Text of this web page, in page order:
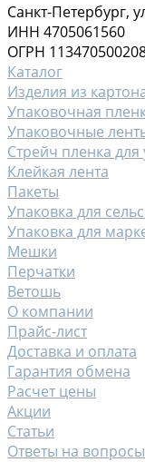
Санкт-Петербург,
ИНН 4705061560
ОГРН
Каталог
Изделия из
Упаковочная
Упаковочные
Стрейч пленка для
Клейкая лента
Пакеты
Упаковка для
Упаковка для
Мешки
Перчатки
Ветошь
О компании
Прайс-лист
Доставка и оплата
Гарантия обмена
Расчет цены
Акции
Статьи
Ответы на вопросы